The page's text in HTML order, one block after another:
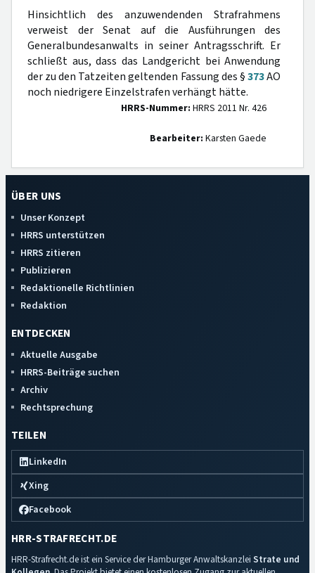
Hinsichtlich des anzuwendenden Strafrahmens
verweist der Senat auf die Ausführungen des
Generalbundesanwalts in seiner Antragsschrift. Er
schließt aus, dass das Landgericht bei Anwendung
der zu den Tatzeiten geltenden Fassung des §373AO
noch niedrigere Einzelstrafen verhängt hätte.
HRRS-Nummer: HRRS 2011 Nr. 426
Bearbeiter: Karsten Gaede
ÜBER UNS
Unser Konzept
HRRS unterstützen
HRRS zitieren
Publizieren
Redaktionelle Richtlinien
Redaktion
ENTDECKEN
Aktuelle Ausgabe
HRRS-Beiträge suchen
Archiv
Rechtsprechung
TEILEN
LinkedIn
Xing
Facebook
HRR-STRAFRECHT.DE
HRR-Strafrecht.de ist ein Service der Hamburger Anwaltskanzlei Strate und